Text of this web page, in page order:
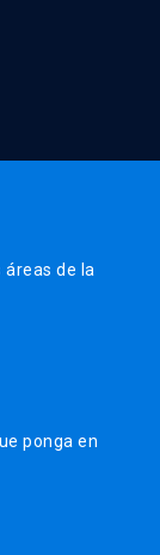
de la
ponga en